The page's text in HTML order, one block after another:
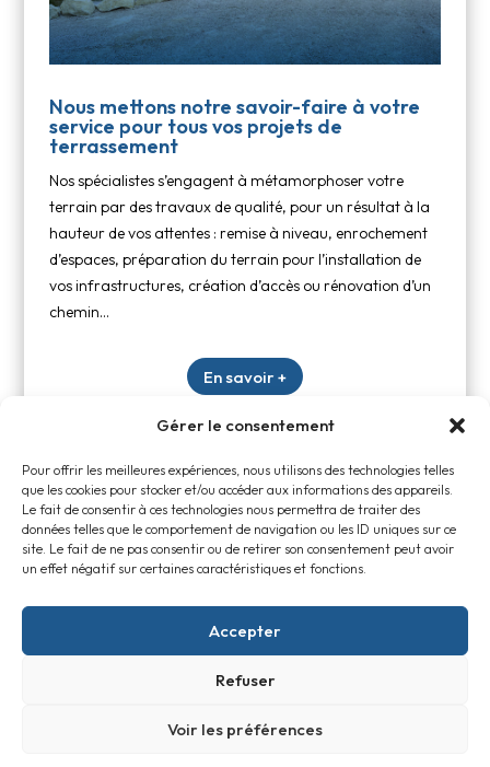
Gérer le consentement
Pour offrir les meilleures expériences, nous utilisons des technologies telles
que les cookies pour stocker et/ou accéder aux informations des appareils.
Le fait de consentir à ces technologies nous permettra de traiter des
données telles que le comportement de navigation ou les ID uniques sur ce
site. Le fait de ne pas consentir ou de retirer son consentement peut avoir
un effet négatif sur certaines caractéristiques et fonctions.
Accepter
Refuser
Voir les préférences
Nous mettons notre savoir-faire à votre
service pour tous vos projets de
terrassement
Nos spécialistes s’engagent à métamorphoser votre
terrain par des travaux de qualité, pour un résultat à la
hauteur de vos attentes : remise à niveau, enrochement
d’espaces, préparation du terrain pour l’installation de
vos infrastructures, création d’accès ou rénovation d’un
chemin…
En savoir +
ÊTRE RAPPELÉ
 Lundi au Vendredi : 09h - 17h
Lieu-dit MANAUT, 32300 Saint-Michel
Zones d’intervention : Gers, Mirande, Boulogne-sur-Gesse,
Lannemezan, Vic-en-Bigorre, Marciac, Auch, L’Isle-Jourdain, Saint-